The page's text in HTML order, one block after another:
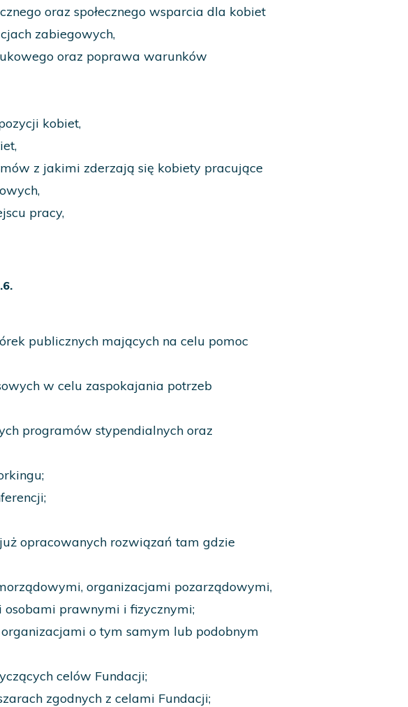
oraz społecznego wsparcia dla kobiet
zabiegowych,
oraz poprawa warunków
kobiet,
z jakimi zderzają się kobiety pracujące
pracy,
publicznych mających na celu pomoc
w celu zaspokajania potrzeb
programów stypendialnych oraz
opracowanych rozwiązań tam gdzie
organizacjami pozarządowymi,
prawnymi i fizycznymi;
o tym samym lub podobnym
celów Fundacji;
zgodnych z celami Fundacji;